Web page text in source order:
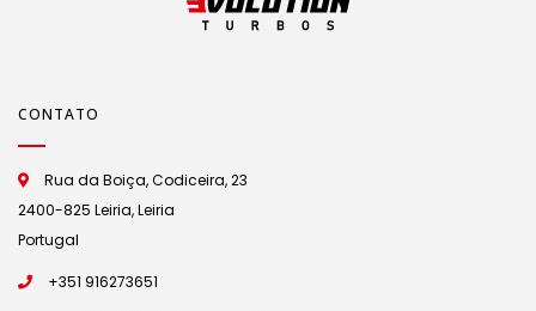
CONTATO
Rua da Boiça, Codiceira, 23
2400-825 Leiria, Leiria
Portugal
+351 916273651